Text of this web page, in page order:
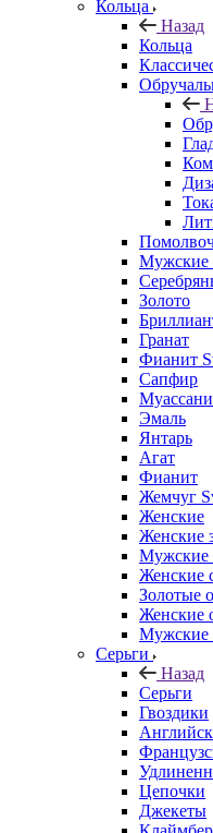
Кольца
Назад
Кольца
Мужские
Золото
Гранат
Фианит
Сапфир
Эмаль
Янтарь
Агат
Фианит
Жемчуг
Женские
Женские
Мужские
Женские
Золотые
Женские
Мужские
Серьги
Назад
Серьги
Гвоздики
Цепочки
Джекеты